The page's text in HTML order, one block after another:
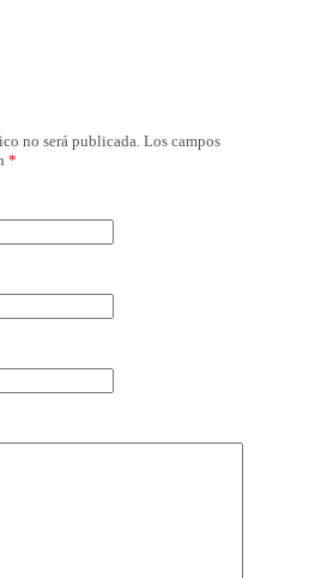
no será publicada. Los campos
*